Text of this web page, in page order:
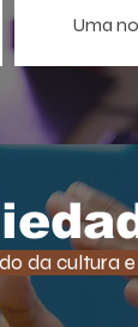
Uma
games. A
uma
uma
jogos de
da cultura e